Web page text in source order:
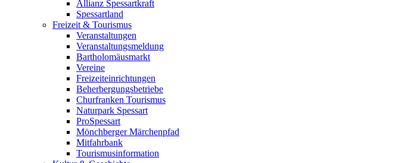
Allianz Spessartkraft
Spessartland
Freizeit & Tourismus
Veranstaltungen
Veranstaltungsmeldung
Bartholomäusmarkt
Vereine
Freizeiteinrichtungen
Beherbergungsbetriebe
Churfranken Tourismus
Naturpark Spessart
ProSpessart
Mönchberger Märchenpfad
Mitfahrbank
Tourismusinformation